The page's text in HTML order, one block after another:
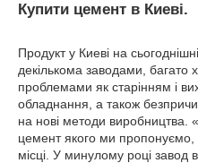
Купити цемент в Киеві.
Продукт у Киеві на
декількома заводами, багато
проблемами як старінням і
обладнання, а також
на нові методи виробництва.
цемент якого ми пропонуємо,
місці. У минулому році завод